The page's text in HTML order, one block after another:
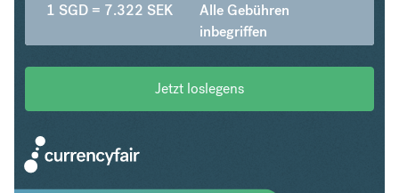
1 SGD = 7.322 SEK
Alle Gebühren
inbegriffen
Jetzt loslegens